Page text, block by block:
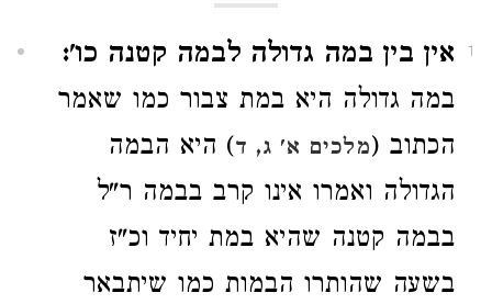
1
אין בין במה גדולה לבמה קטנה כו':
במה גדולה היא במת צבור כמו שאמר
הכתוב (מלכים א' ג, ד) היא הבמה
הגדולה ואמרו אינו קרב בבמה ר"ל
בבמה קטנה שהיא במת יחיד וכ"ז
בשעה שהותרו הבמות כמו שיתבאר